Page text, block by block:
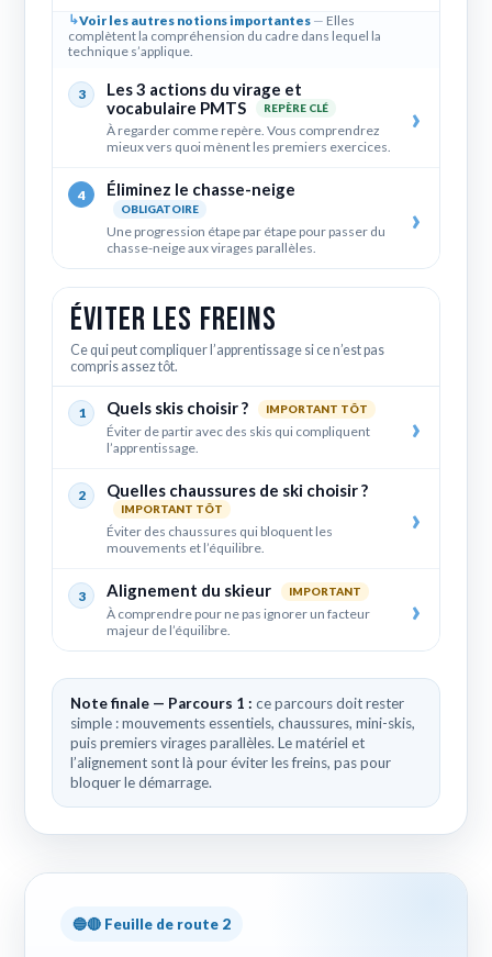
Voir les autres notions importantes
Elles
complètent la compréhension du cadre dans lequel la
technique s’applique.
3
Les 3 actions du virage et
vocabulaire PMTS
REPÈRE CLÉ
À regarder comme repère. Vous comprendrez
mieux vers quoi mènent les premiers exercices.
4 Éliminez le chasse-neige
OBLIGATOIRE
Une progression étape par étape pour passer du
chasse-neige aux virages parallèles.
Éviter les freins
Ce qui peut compliquer l’apprentissage si ce n’est pas
compris assez tôt.
1 Quels skis choisir ? IMPORTANT TÔT
Éviter de partir avec des skis qui compliquent
l’apprentissage.
2 Quelles chaussures de ski choisir ?
IMPORTANT TÔT
Éviter des chaussures qui bloquent les
mouvements et l’équilibre.
3 Alignement du skieur IMPORTANT
À comprendre pour ne pas ignorer un facteur
majeur de l’équilibre.
Note finale — Parcours 1 : ce parcours doit rester
simple : mouvements essentiels, chaussures, mini-skis,
puis premiers virages parallèles. Le matériel et
l’alignement sont là pour éviter les freins, pas pour
bloquer le démarrage.
🔵🔴 Feuille de route 2